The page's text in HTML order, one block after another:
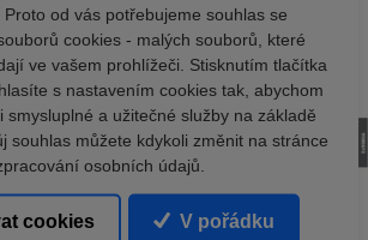
Proto od vás potřebujeme souhlas se
cookies - malých souborů, které
ve vašem prohlížeči. Stisknutím tlačítka
s nastavením cookies tak, abychom
smysluplné a užitečné služby na základě
souhlas můžete kdykoli změnit na stránce
osobních údajů.
cookies V pořádku